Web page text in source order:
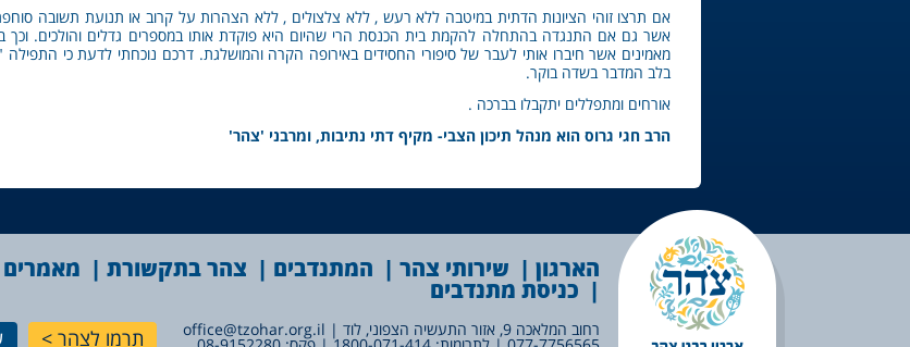
אם תרצו זוהי הציונות הדתית במיטבה ללא רעש , ללא צלצולים , ללא הצהרות על קרוב או תנועת תשובה
אשר גם אם התנגדה בהתחלה להקמת בית הכנסת הרי שהיום היא פוקדת אותו במספרים גדלים והולכים.
מאמינים אשר חיברו אותי לעבר של סיפורי החסידים באירופה הקרה והמושלגת. דרכם נוכחתי לדעת כי
בלב המדבר בשדה בוקר.
אורחים ומתפללים יתקבלו בברכה .
הרב חגי גרוס הוא מנהל תיכון הצבי- מקיף דתי נתיבות, ומרבני 'צהר'
הארגון שירותי צהר המתנדבים צהר בתקשורת מאמרים
כניסת מתנדבים
רחוב המלאכה 9, אזור התעשיה הצפוני, לוד | office@tzohar.org.il תרמו לצהר